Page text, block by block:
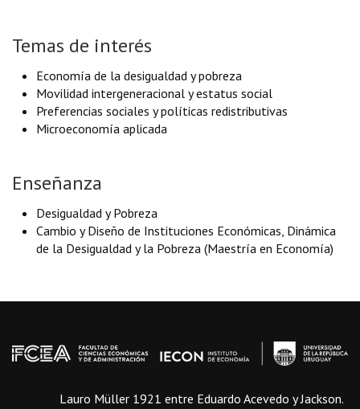
Temas de interés
Economía de la desigualdad y pobreza
Movilidad intergeneracional y estatus social
Preferencias sociales y políticas redistributivas
Microeconomía aplicada
Enseñanza
Desigualdad y Pobreza
Cambio y Diseño de Instituciones Económicas, Dinámica
de la Desigualdad y la Pobreza (Maestría en Economía)
Lauro Müller 1921 entre Eduardo Acevedo y Jackson.